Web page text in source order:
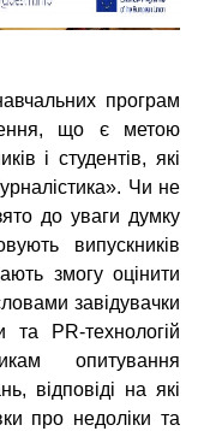
програм
що є метою
і студентів, які
Чи не
до уваги думку
випускників
змогу оцінити
завідувачки
та PR-технологій
опитування
відповіді на які
про недоліки та